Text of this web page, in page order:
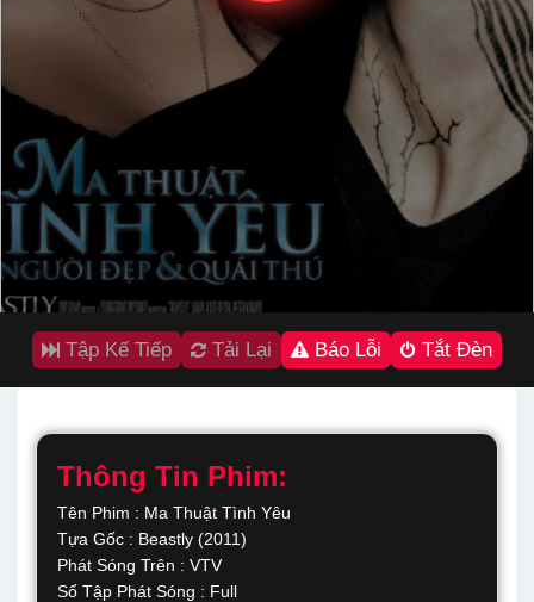
Tập Kế Tiếp Tải Lại Báo Lỗi Tắt Đèn
Thông Tin Phim:
Tên Phim : Ma Thuật Tình Yêu
Tựa Gốc : Beastly (2011)
Phát Sóng Trên : VTV
Số Tập Phát Sóng : Full